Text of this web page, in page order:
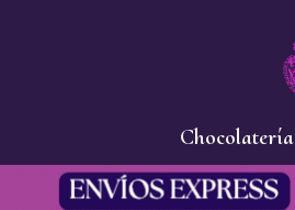
Chocolatería